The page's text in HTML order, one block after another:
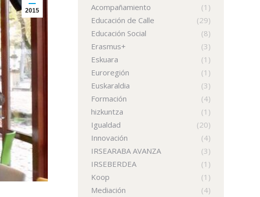
2015 Acompañamiento
(1)
Educación de Calle
(29)
Educación Social
(8)
Erasmus+
(3)
Eskuara
(1)
Euroregión
(1)
Euskaraldia
(3)
Formación
(4)
hizkuntza
(1)
Igualdad
(20)
Innovación
(4)
IRSEARABA AVANZA
(3)
IRSEBERDEA
(1)
Koop
(1)
Mediación
(4)